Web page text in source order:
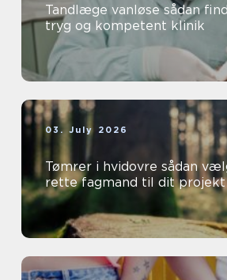
Tandlæge vanløse sådan finder du en
tryg og kompetent klinik
03. July 2026
Tømrer i hvidovre sådan vælger du den
rette fagmand til dit projekt